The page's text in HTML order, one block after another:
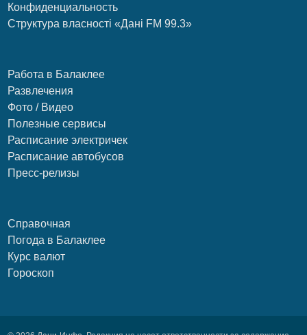
Конфиденциальность
Структура власності «Дані FM 99.3»
Работа в Балаклее
Развлечения
Фото / Видео
Полезные сервисы
Расписание электричек
Расписание автобусов
Пресс-релизы
Справочная
Погода в Балаклее
Курс валют
Гороскоп